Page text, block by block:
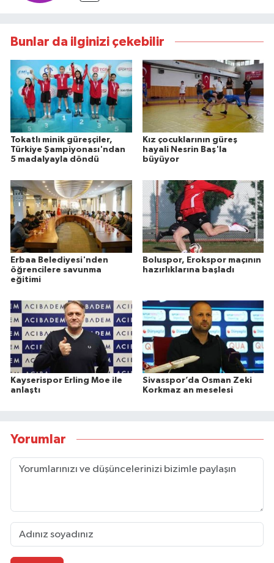
Bunlar da ilginizi çekebilir
Tokatlı minik güreşçiler,
Türkiye Şampiyonası'ndan
5 madalyayla döndü
Kız çocuklarının güreş
hayali Nesrin Baş'la
büyüyor
Erbaa Belediyesi'nden
öğrencilere savunma
eğitimi
Boluspor, Erokspor maçının
hazırlıklarına başladı
Kayserispor Erling Moe ile
anlaştı
Sivasspor’da Osman Zeki
Korkmaz an meselesi
Yorumlar